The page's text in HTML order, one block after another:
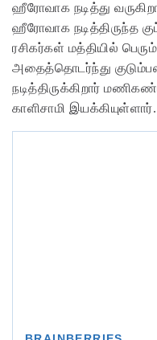
ஹீரோவாக நடித்து
ஹீரோவாக நடித்திருந்த
ரசிகர்கள் மத்தியில்
அதைத்தொடர்ந்து
நடித்திருக்கிறார்
காளிசாமி இயக்கியுள்ளார்.